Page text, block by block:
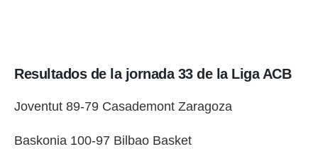
Resultados de la jornada 33 de la Liga ACB
Joventut 89-79 Casademont Zaragoza
Baskonia 100-97 Bilbao Basket